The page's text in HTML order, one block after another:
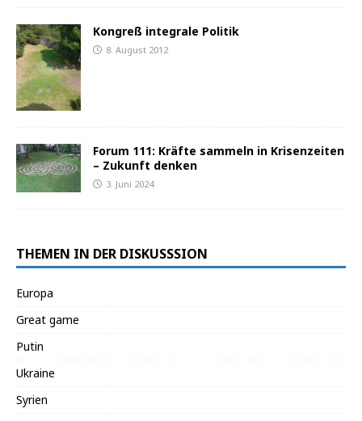
Kongreß integrale Politik
8. August 2012
Forum 111: Kräfte sammeln in Krisenzeiten
– Zukunft denken
3. Juni 2024
THEMEN IN DER DISKUSSSION
Europa
Great game
Putin
Ukraine
Syrien